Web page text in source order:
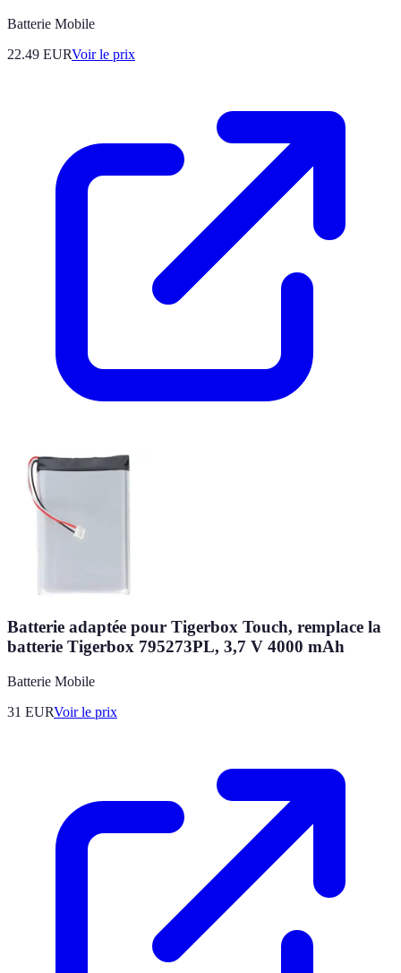
Batterie Mobile
22.49 EURVoir le prix
Batterie adaptée pour Tigerbox Touch, remplace la
batterie Tigerbox 795273PL, 3,7 V 4000 mAh
Batterie Mobile
31 EURVoir le prix